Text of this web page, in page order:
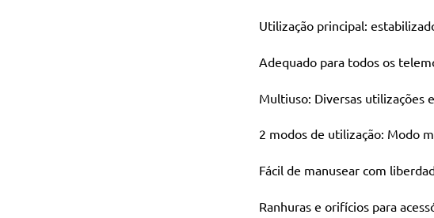
Utilização principal:
Adequado para todos os
Multiuso: Diversas utilizações
2 modos de utilização: Modo
Fácil de manusear com
Ranhuras e orifícios para